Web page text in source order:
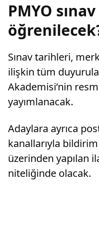
PMYO
Sınav tarihleri,
ilişkin tüm
Akademisi’nin
yayımlanacak.
Adaylara ayrıca
kanallarıyla
üzerinden yapılan
niteliğinde olacak.